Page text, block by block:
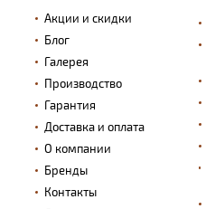
Акции и скидки
Блог
Галерея
Производство
Гарантия
Доставка и оплата
О компании
Бренды
Контакты